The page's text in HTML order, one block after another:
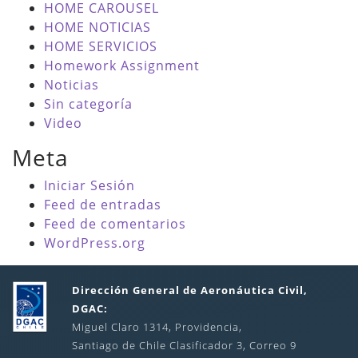
HOME CAROUSEL
HOME NOTICIAS
HOME SERVICIOS
Homework Assignment
Noticias
Sin categoría
Video
Meta
Iniciar Sesión
Feed de entradas
Feed de comentarios
WordPress.org
Dirección General de Aeronáutica Civil,
DGAC:
Miguel Claro 1314, Providencia,
Santiago de Chile Clasificador 3, Correo 9